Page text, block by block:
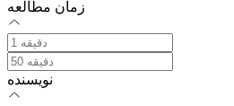
زمان مطالعه
نویسنده